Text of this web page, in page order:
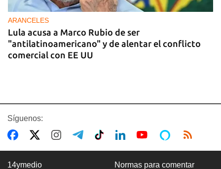
ARANCELES
Lula acusa a Marco Rubio de ser
"antilatinoamericano" y de alentar el conflicto
comercial con EE UU
Síguenos:
14ymedio Normas para comentar